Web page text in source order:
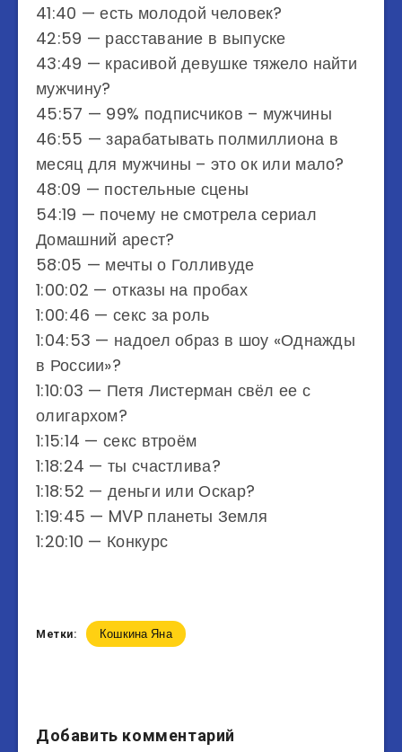
41:40 — есть молодой человек?
42:59 — расставание в выпуске
43:49 — красивой девушке тяжело найти
мужчину?
45:57 — 99% подписчиков – мужчины
46:55 — зарабатывать полмиллиона в
месяц для мужчины – это ок или мало?
48:09 — постельные сцены
54:19 — почему не смотрела сериал
Домашний арест?
58:05 — мечты о Голливуде
1:00:02 — отказы на пробах
1:00:46 — секс за роль
1:04:53 — надоел образ в шоу «Однажды
в России»?
1:10:03 — Петя Листерман свёл ее с
олигархом?
1:15:14 — секс втроём
1:18:24 — ты счастлива?
1:18:52 — деньги или Оскар?
1:19:45 — MVP планеты Земля
1:20:10 — Конкурс
Метки: Кошкина Яна
Добавить комментарий